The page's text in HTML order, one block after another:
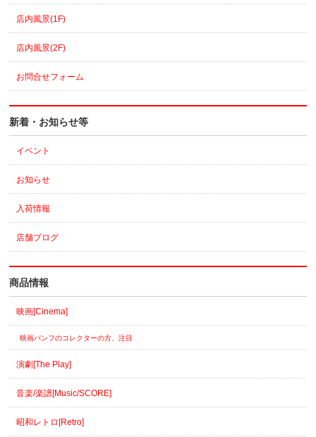
店内風景(1F)
店内風景(2F)
お問合せフォーム
新着・お知らせ等
イベント
お知らせ
入荷情報
店舗ブログ
商品情報
映画[Cinema]
映画パンフのコレクターの方、注目
演劇[The Play]
音楽/楽譜[Music/SCORE]
昭和レトロ[Retro]